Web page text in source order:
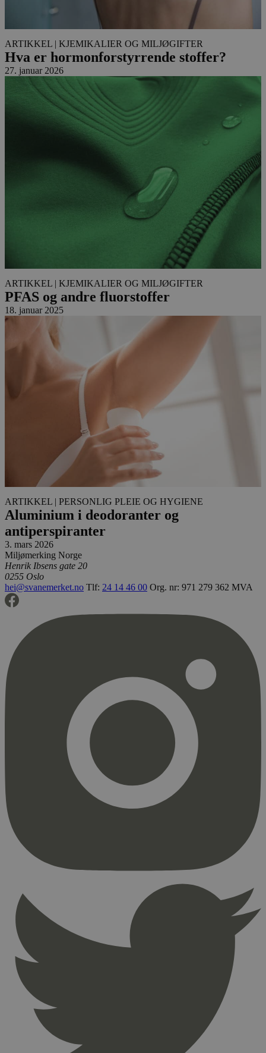
ARTIKKEL | KJEMIKALIER OG MILJØGIFTER
Hva er hormonforstyrrende stoffer?
27. januar 2026
ARTIKKEL | KJEMIKALIER OG MILJØGIFTER
PFAS og andre fluorstoffer
18. januar 2025
ARTIKKEL | PERSONLIG PLEIE OG HYGIENE
Aluminium i deodoranter og
antiperspiranter
3. mars 2026
Miljømerking Norge
Henrik Ibsens gate 20
0255 Oslo
hei@svanemerket.no Tlf: 24 14 46 00 Org. nr: 971 279 362 MVA